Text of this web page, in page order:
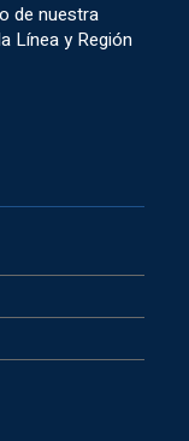
de nuestra
Línea y Región